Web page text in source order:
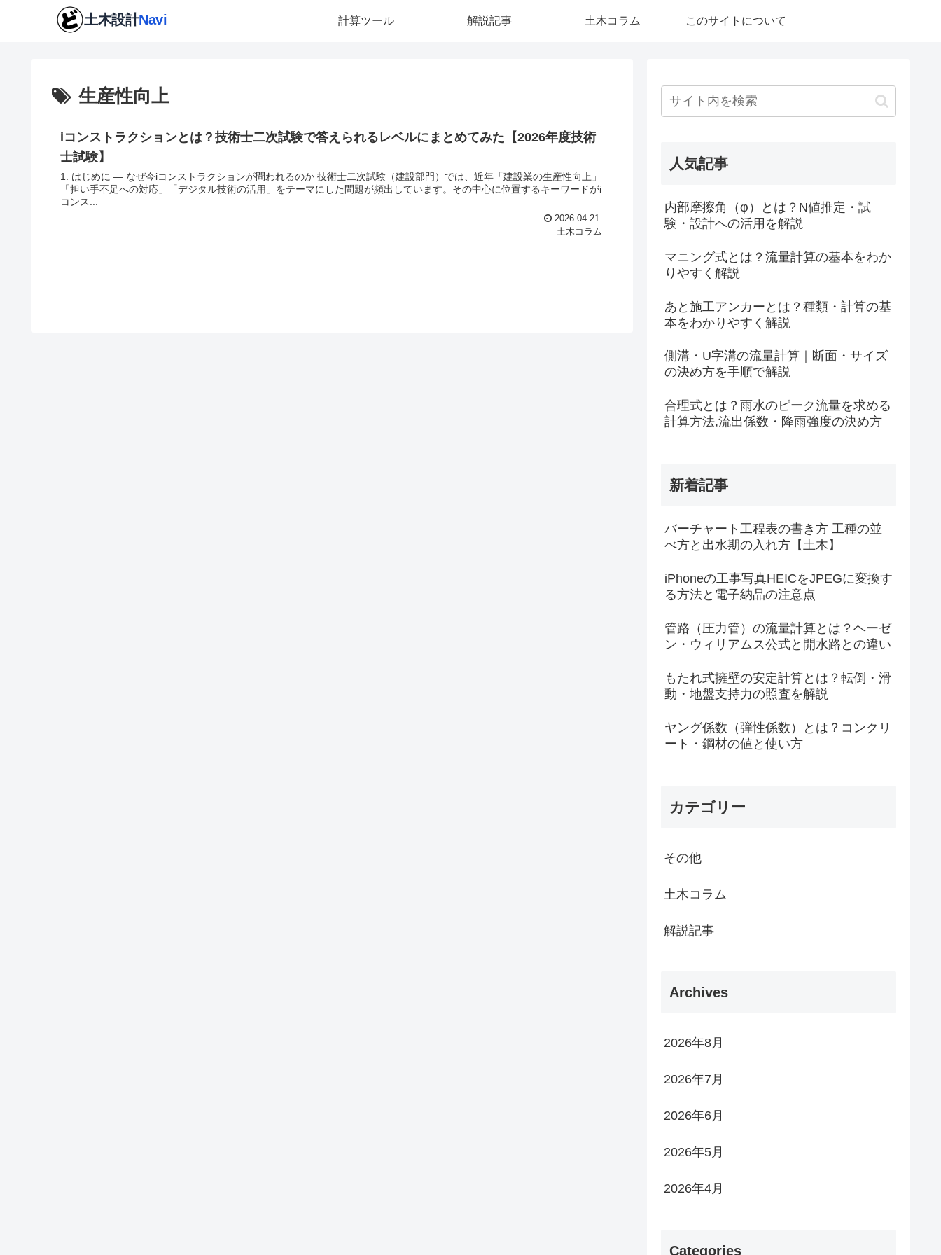
計算ツール 解説記事 土木コラム このサイトについて
生産性向上
iコンストラクションとは？技術士二次試験で答えられるレベルにまとめてみた【2026年度技術
士試験】
1. はじめに ― なぜ今iコンストラクションが問われるのか 技術士二次試験（建設部門）では、近年「建設業の生産性向上」
「担い手不足への対応」「デジタル技術の活用」をテーマにした問題が頻出しています。その中心に位置するキーワードがi
コンス...
2026.04.21
土木コラム
人気記事
内部摩擦角（φ）とは？N値推定・試
験・設計への活用を解説
マニング式とは？流量計算の基本をわか
りやすく解説
あと施工アンカーとは？種類・計算の基
本をわかりやすく解説
側溝・U字溝の流量計算｜断面・サイズ
の決め方を手順で解説
合理式とは？雨水のピーク流量を求める
計算方法,流出係数・降雨強度の決め方
新着記事
バーチャート工程表の書き方 工種の並
べ方と出水期の入れ方【土木】
iPhoneの工事写真HEICをJPEGに変換す
る方法と電子納品の注意点
管路（圧力管）の流量計算とは？ヘーゼ
ン・ウィリアムス公式と開水路との違い
もたれ式擁壁の安定計算とは？転倒・滑
動・地盤支持力の照査を解説
ヤング係数（弾性係数）とは？コンクリ
ート・鋼材の値と使い方
カテゴリー
その他
土木コラム
解説記事
Archives
2026年8月
2026年7月
2026年6月
2026年5月
2026年4月
Categories